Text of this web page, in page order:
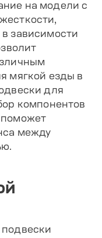
на модели с
зависимости
мягкой езды в
для
компонентов
поможет
между